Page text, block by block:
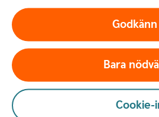
är grunden
menar Peter Normark, är att det
i fredstid.
mat och vi behöver få upp
för livsmedel
Bara
Cookie-